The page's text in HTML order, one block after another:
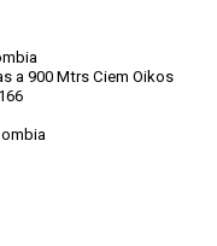
a 900 Mtrs Ciem Oikos